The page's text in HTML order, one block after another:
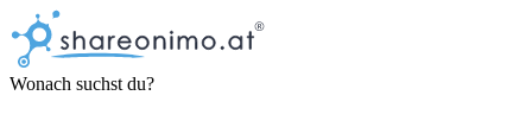
Wonach suchst du?